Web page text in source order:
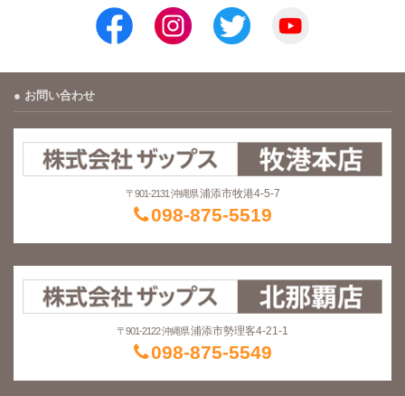
お問い合わせ
〒901-2131 沖縄県 浦添市牧港4-5-7
098-875-5519
〒901-2122 沖縄県浦添市勢理客4-21-1
098-875-5549